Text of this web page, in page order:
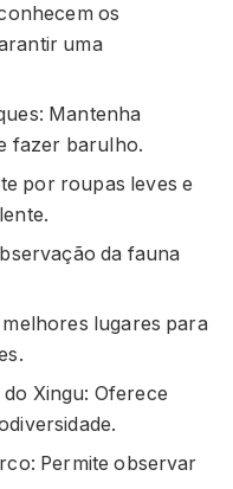
os
uma
Mantenha
fazer barulho.
por roupas leves e
da fauna
lugares para
Xingu: Oferece
Permite observar